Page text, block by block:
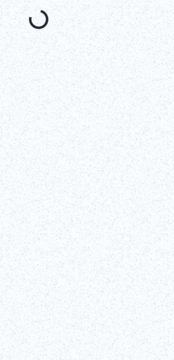
arti performative più iconiche del Giappone